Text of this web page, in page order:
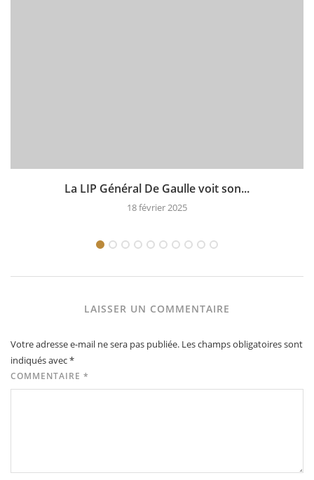
La LIP Général De Gaulle voit son...
18 février 2025
LAISSER UN COMMENTAIRE
Votre adresse e-mail ne sera pas publiée. Les champs obligatoires sont
indiqués avec*
COMMENTAIRE *